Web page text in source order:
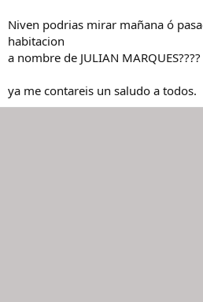
Niven podrias mirar mañana ó
habitacion
a nombre de JULIAN MARQUES????
ya me contareis un saludo a todos.